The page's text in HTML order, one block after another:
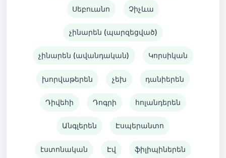
Սեբուանո Չիչևա
չինարեն (պարզեցված)
չինարեն (ավանդական) Կորսիկան
խորվաթերեն չեխ դանիերեն
Դիվեհի Դոգրի հոլանդերեն
Անգլերեն Էսպերանտո
էստոնական Էվ ֆիլիպիներեն